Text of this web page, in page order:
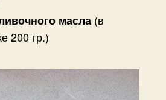
масла (в
200 гр.)